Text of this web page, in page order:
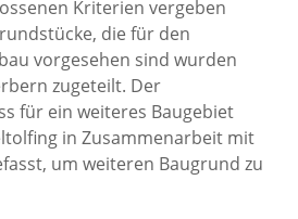
Kriterien vergeben
die für den
vorgesehen sind wurden
zugeteilt. Der
für ein weiteres Baugebiet
in Zusammenarbeit mit
um weiteren Baugrund zu